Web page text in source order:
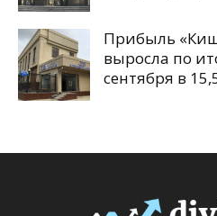
Прибыль
выросла по
сентября в